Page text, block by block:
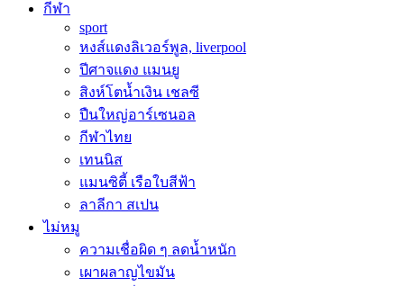
กีฬา
sport
หงส์แดงลิเวอร์พูล, liverpool
ปีศาจแดง แมนยู
สิงห์โตน้ำเงิน เชลซี
ปืนใหญ่อาร์เซนอล
กีฬาไทย
เทนนิส
แมนซิตี้ เรือใบสีฟ้า
ลาลีกา สเปน
ไม่หมู
ความเชื่อผิด ๆ ลดน้ำหนัก
เผาผลาญไขมัน